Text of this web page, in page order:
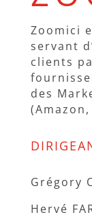
Zoomici
servant
clients
des
Grégory
Hervé